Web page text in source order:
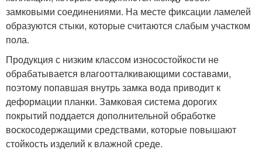
замковыми соединениями. На месте фиксации ламелей
образуются стыки, которые считаются слабым участком
пола.
Продукция с низким классом износостойкости не
обрабатывается влагоотталкивающими составами,
поэтому попавшая внутрь замка вода приводит к
деформации планки. Замковая система дорогих
покрытий поддается дополнительной обработке
воскосодержащими средствами, которые повышают
стойкость изделий к влажной среде.